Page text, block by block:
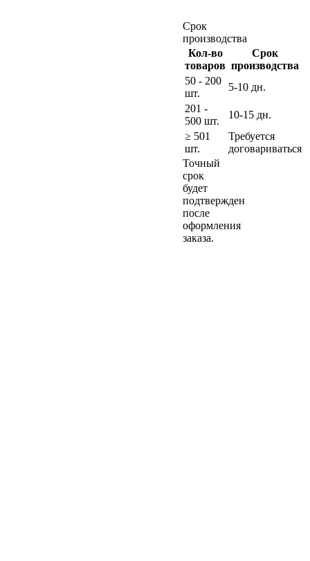
Срок
производства
Кол-во
товаров
Срок
производства
50 - 200
шт.
5-10 дн.
201 -
500 шт.
10-15 дн.
≥ 501
шт.
Требуется
договариваться
Точный
срок
будет
подтвержден
после
оформления
заказа.